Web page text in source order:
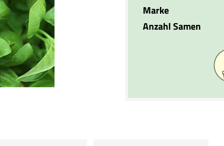
Marke
Anzahl Samen